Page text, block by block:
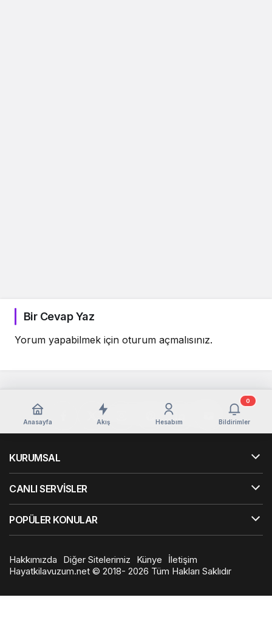
Bir Cevap Yaz
Yorum yapabilmek için oturum açmalısınız.
Anasayfa Akış Hesabım Bildirimler
0
KURUMSAL
CANLI SERVİSLER
POPÜLER KONULAR
Hakkımızda Diğer Sitelerimiz Künye
İletişim
Hayatkilavuzum.net © 2018- 2026 Tüm Hakları Saklıdır